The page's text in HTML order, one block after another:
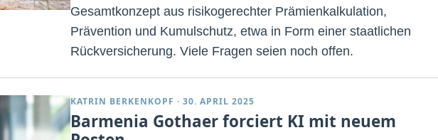
Gesamtkonzept aus risikogerechter Prämienkalkulation,
Prävention und Kumulschutz, etwa in Form einer staatlichen
Rückversicherung. Viele Fragen seien noch offen.
KATRIN BERKENKOPF · 30. APRIL 2025
Barmenia Gothaer forciert KI mit neuem